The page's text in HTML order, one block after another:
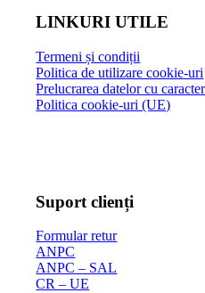
LINKURI UTILE
Termeni și condiții
Politica de utilizare cookie-uri
Prelucrarea datelor cu
Politica cookie-uri (UE)
Suport clienți
Formular retur
ANPC
ANPC – SAL
CR – UE